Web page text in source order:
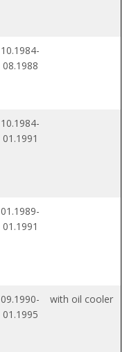
10.1984-
08.1988
10.1984-
01.1991
01.1989-
01.1991
09.1990-
01.1995
with oil cooler